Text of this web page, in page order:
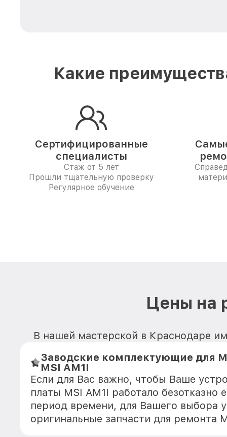
Какие
Сертифицированные
специалисты
Стаж от 5 лет
Прошли тщательную проверку
Регулярное обучение
Цены на
В нашей мастерской в Краснодаре
Заводские комплектующие для
MSI AM1I
Если для Вас важно, чтобы Ваше
платы MSI AM1I работало безотказно
период времени, для Вашего выбора
оригинальные запчасти для ремонта